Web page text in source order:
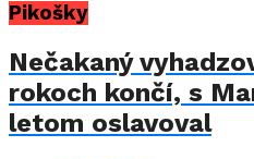
Pikošky
Nečakaný
rokoch končí, s
letom oslavoval